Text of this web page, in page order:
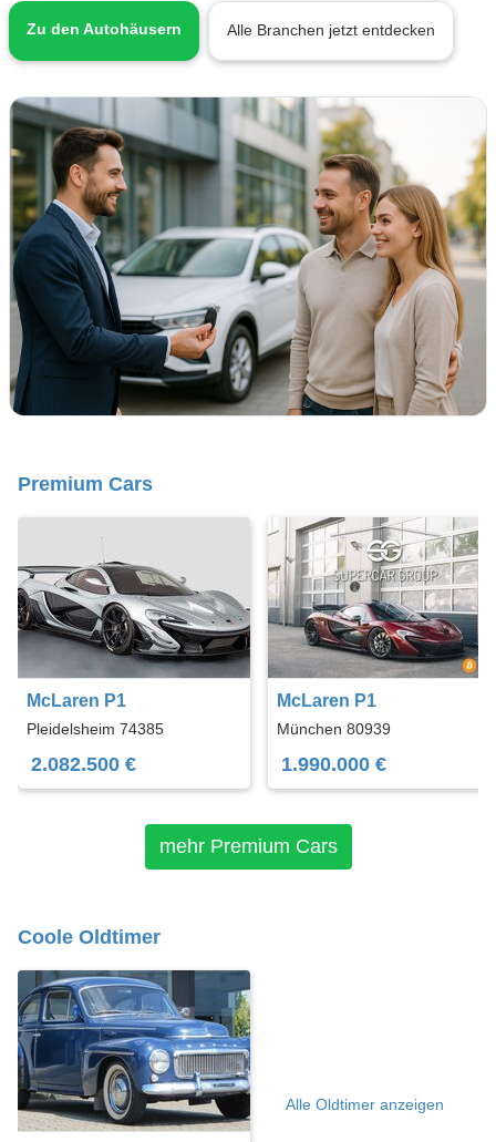
Zu den Autohäusern Alle Branchen jetzt entdecken
Premium Cars
McLaren P1
Pleidelsheim 74385
2.082.500 €
McLaren P1
München 80939
1.990.000 €
mehr Premium Cars
Coole Oldtimer
Alle Oldtimer anzeigen